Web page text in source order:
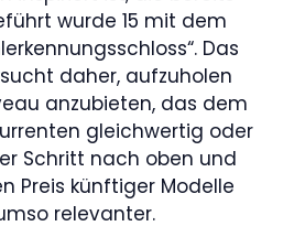
wurde 15 mit dem
Das
daher, aufzuholen
anzubieten, das dem
gleichwertig oder
Schritt nach oben und
Preis künftiger Modelle
relevanter.